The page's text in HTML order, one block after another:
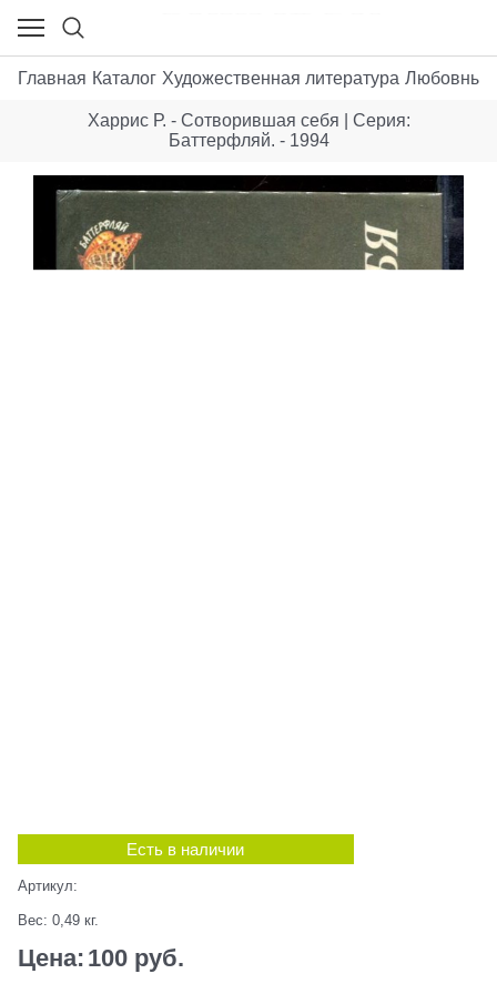
Главная Каталог Художественная литература Любовные
Харрис Р. - Сотворившая себя | Серия:
Баттерфляй. - 1994
Есть в наличии
Артикул:
Вес: 0,49 кг.
Цена: 100 руб.